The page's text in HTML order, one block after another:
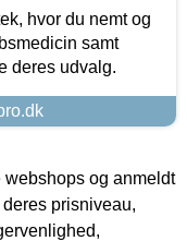
hvor du nemt og
samt
deres udvalg.
og anmeldt
prisniveau,